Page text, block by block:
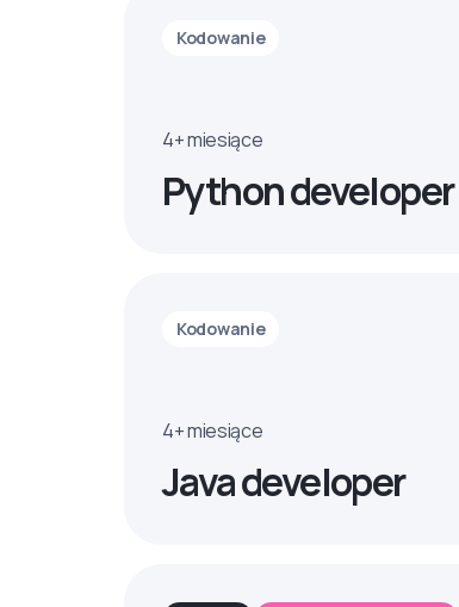
Kodowanie
4+ miesiące
Python developer
Kodowanie
4+ miesiące
Java developer